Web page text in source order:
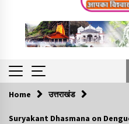
Trending Now
Home उत्तराखंड
Suryakant Dhasmana on